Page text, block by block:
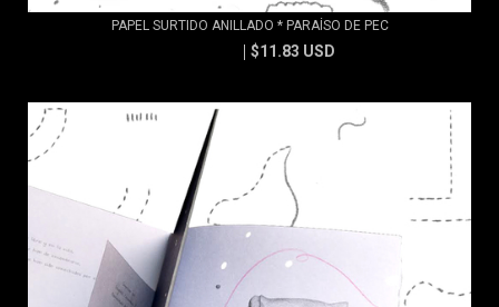
PAPEL SURTIDO ANILLADO * PARAÍSO DE PEC
$11.83 USD